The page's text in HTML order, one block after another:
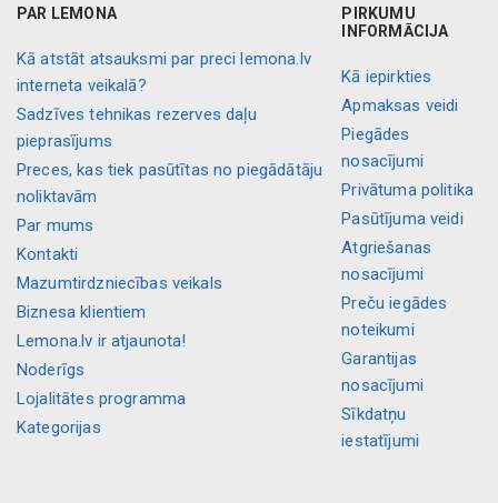
PAR LEMONA
Kā atstāt atsauksmi par preci lemona.lv
interneta veikalā?
Sadzīves tehnikas rezerves daļu
pieprasījums
Preces, kas tiek pasūtītas no piegādātāju
noliktavām
Par mums
Kontakti
Mazumtirdzniecības veikals
Biznesa klientiem
Lemona.lv ir atjaunota!
Noderīgs
Lojalitātes programma
Kategorijas
PIRKUMU
INFORMĀCIJA
Kā iepirkties
Apmaksas veidi
Piegādes
nosacījumi
Privātuma politika
Pasūtījuma veidi
Atgriešanas
nosacījumi
Preču iegādes
noteikumi
Garantijas
nosacījumi
Sīkdatņu
iestatījumi